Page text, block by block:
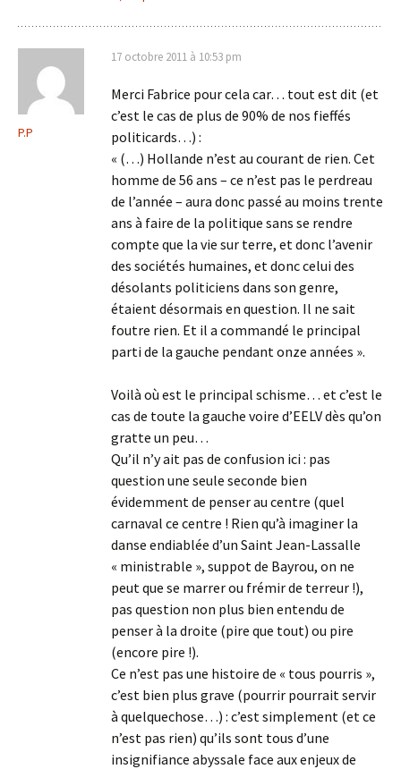
P.P
17 octobre 2011 à 10:53 pm
Merci Fabrice pour cela car… tout est dit (et
c’est le cas de plus de 90% de nos fieffés
politicards…) :
« (…) Hollande n’est au courant de rien. Cet
homme de 56 ans – ce n’est pas le perdreau
de l’année – aura donc passé au moins trente
ans à faire de la politique sans se rendre
compte que la vie sur terre, et donc l’avenir
des sociétés humaines, et donc celui des
désolants politiciens dans son genre,
étaient désormais en question. Il ne sait
foutre rien. Et il a commandé le principal
parti de la gauche pendant onze années ».
Voilà où est le principal schisme… et c’est le
cas de toute la gauche voire d’EELV dès qu’on
gratte un peu…
Qu’il n’y ait pas de confusion ici : pas
question une seule seconde bien
évidemment de penser au centre (quel
carnaval ce centre ! Rien qu’à imaginer la
danse endiablée d’un Saint Jean-Lassalle
« ministrable », suppot de Bayrou, on ne
peut que se marrer ou frémir de terreur !),
pas question non plus bien entendu de
penser à la droite (pire que tout) ou pire
(encore pire !).
Ce n’est pas une histoire de « tous pourris »,
c’est bien plus grave (pourrir pourrait servir
à quelquechose…) : c’est simplement (et ce
n’est pas rien) qu’ils sont tous d’une
insignifiance abyssale face aux enjeux de